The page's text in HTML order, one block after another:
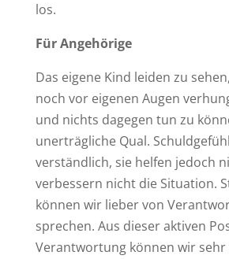
los.
Für Angehörige
Das eigene Kind leiden zu
noch vor eigenen Augen
und nichts dagegen tun zu
unerträgliche Qual.
verständlich, sie helfen jedoch
verbessern nicht die Situation.
können wir lieber von
sprechen. Aus dieser aktiven
Verantwortung können wir sehr